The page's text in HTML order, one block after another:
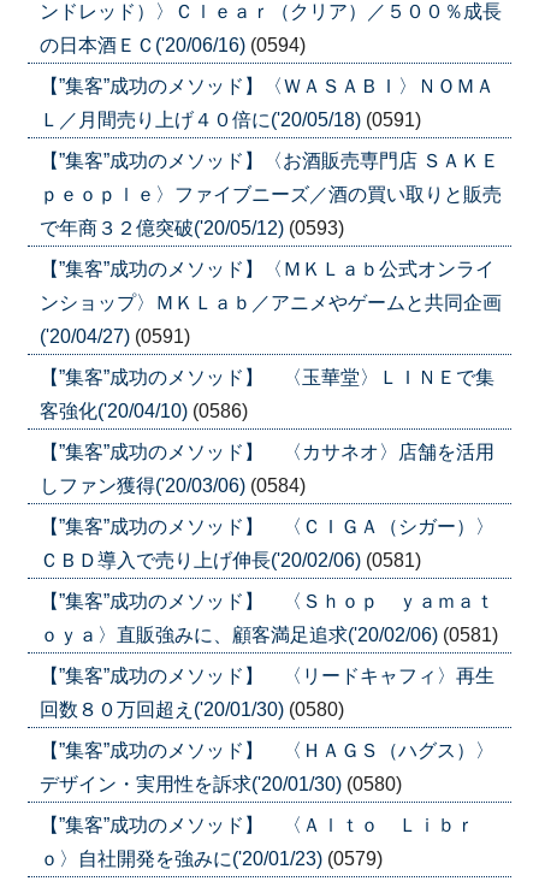
ンドレッド）〉Ｃｌｅａｒ（クリア）／５００％成長
の日本酒ＥＣ('20/06/16) (0594)
【”集客”成功のメソッド】〈ＷＡＳＡＢＩ〉ＮＯＭＡ
Ｌ／月間売り上げ４０倍に('20/05/18) (0591)
【”集客”成功のメソッド】〈お酒販売専門店 ＳＡＫＥ
ｐｅｏｐｌｅ〉ファイブニーズ／酒の買い取りと販売
で年商３２億突破('20/05/12) (0593)
【”集客”成功のメソッド】〈ＭＫＬａｂ公式オンライ
ンショップ〉ＭＫＬａｂ／アニメやゲームと共同企画
('20/04/27) (0591)
【”集客”成功のメソッド】 〈玉華堂〉ＬＩＮＥで集
客強化('20/04/10) (0586)
【”集客”成功のメソッド】 〈カサネオ〉店舗を活用
しファン獲得('20/03/06) (0584)
【”集客”成功のメソッド】 〈ＣＩＧＡ（シガー）〉
ＣＢＤ導入で売り上げ伸長('20/02/06) (0581)
【”集客”成功のメソッド】 〈Ｓｈｏｐ ｙａｍａｔ
ｏｙａ〉直販強みに、顧客満足追求('20/02/06) (0581)
【”集客”成功のメソッド】 〈リードキャフィ〉再生
回数８０万回超え('20/01/30) (0580)
【”集客”成功のメソッド】 〈ＨＡＧＳ（ハグス）〉
デザイン・実用性を訴求('20/01/30) (0580)
【”集客”成功のメソッド】 〈Ａｌｔｏ Ｌｉｂｒ
ｏ〉自社開発を強みに('20/01/23) (0579)